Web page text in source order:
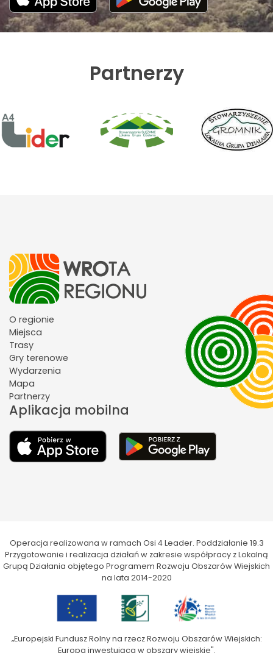
Partnerzy
O regionie
Miejsca
Trasy
Gry terenowe
Wydarzenia
Mapa
Partnerzy
Aplikacja mobilna
Operacja realizowana w ramach Osi 4 Leader. Poddziałanie 19.3
Przygotowanie i realizacja działań w zakresie współpracy z Lokalną
Grupą Działania objętego Programem Rozwoju Obszarów Wiejskich
na lata 2014-2020
„Europejski Fundusz Rolny na rzecz Rozwoju Obszarów Wiejskich:
Europa inwestująca w obszary wiejskie".